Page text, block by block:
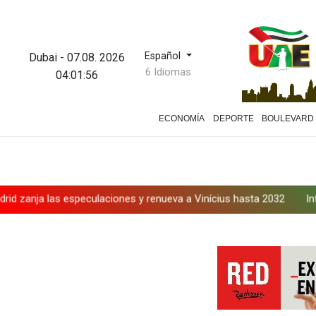
Dubai -07.08. 2026
04:01:57
Español
6 Idiomas
ECONOMÍA DEPORTE BOULEVARD
especulaciones y renueva a Vinícius hasta 2032 Infantino